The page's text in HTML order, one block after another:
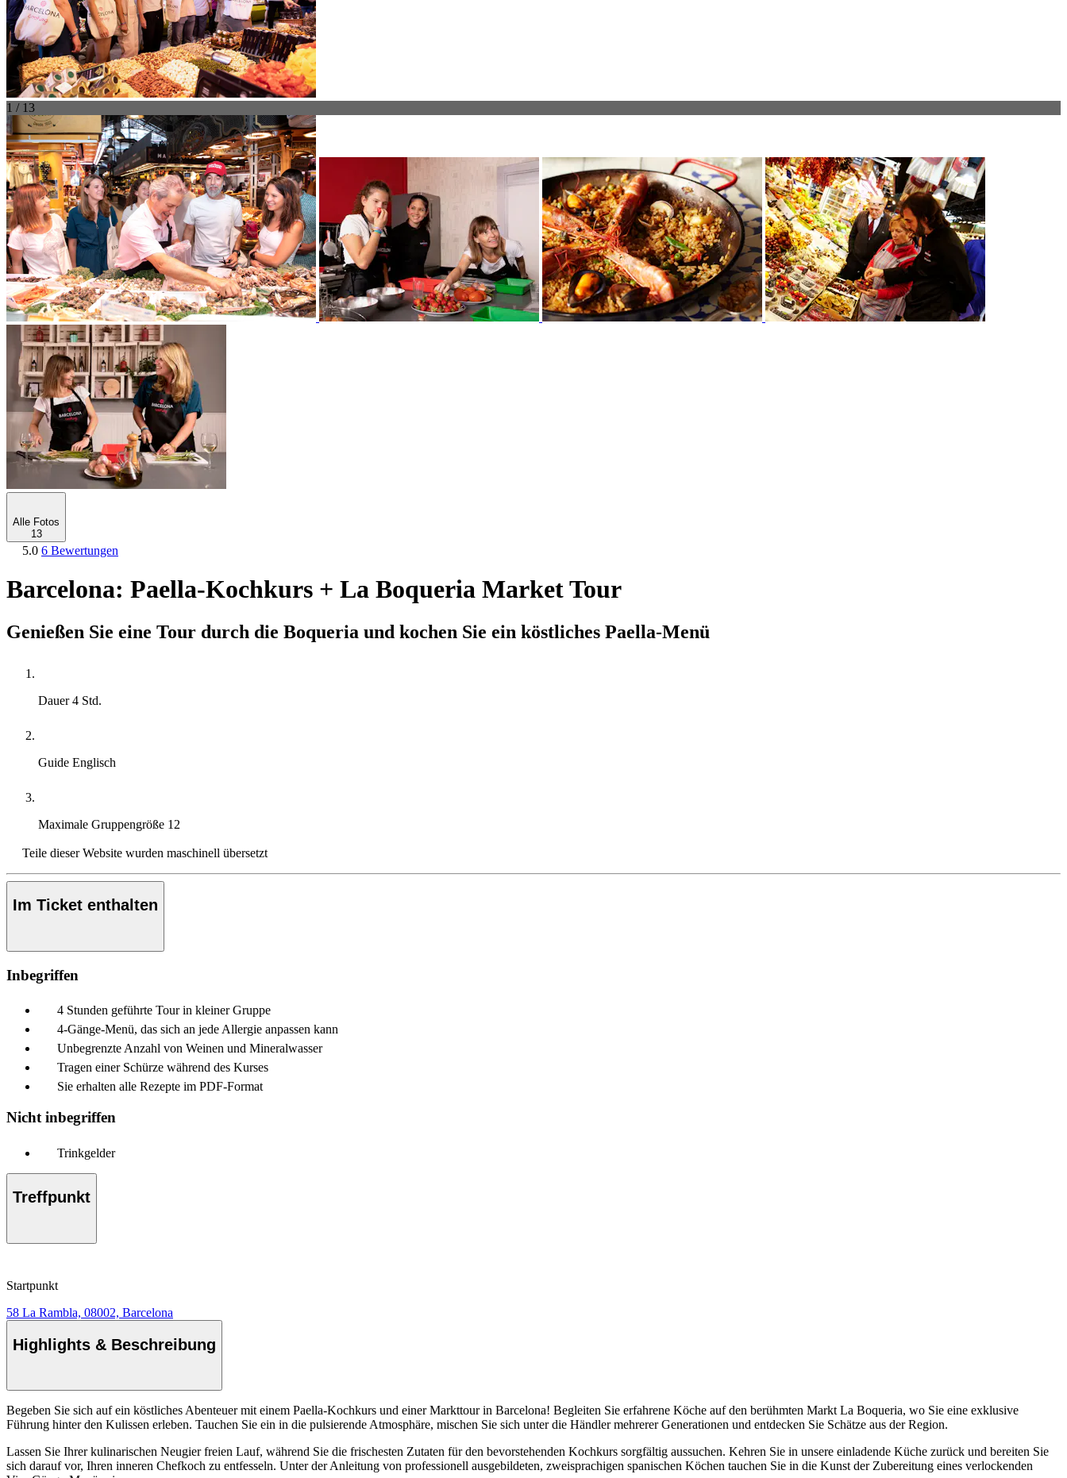
1 / 13
Alle Fotos
13
5.0 6 Bewertungen
Barcelona: Paella-Kochkurs + La Boqueria Market Tour
Genießen Sie eine Tour durch die Boqueria und kochen Sie ein köstliches Paella-Menü
Dauer4 Std.
Guide Englisch
Maximale Gruppengröße 12
Teile dieser Website wurden maschinell übersetzt
Im Ticket enthalten
Inbegriffen
4 Stunden geführte Tour in kleiner Gruppe
4-Gänge-Menü, das sich an jede Allergie anpassen kann
Unbegrenzte Anzahl von Weinen und Mineralwasser
Tragen einer Schürze während des Kurses
Sie erhalten alle Rezepte im PDF-Format
Nicht inbegriffen
Trinkgelder
Treffpunkt
Startpunkt
58 La Rambla, 08002, Barcelona
Highlights & Beschreibung
Begeben Sie sich auf ein köstliches Abenteuer mit einem Paella-Kochkurs und einer Markttour in Barcelona! Begleiten Sie erfahrene Köche auf den berühmten Markt La Boqueria, wo Sie eine exklusive
Führung hinter den Kulissen erleben. Tauchen Sie ein in die pulsierende Atmosphäre, mischen Sie sich unter die Händler mehrerer Generationen und entdecken Sie Schätze aus der Region.
Lassen Sie Ihrer kulinarischen Neugier freien Lauf, während Sie die frischesten Zutaten für den bevorstehenden Kochkurs sorgfältig aussuchen. Kehren Sie in unsere einladende Küche zurück und bereiten Sie
sich darauf vor, Ihren inneren Chefkoch zu entfesseln. Unter der Anleitung von professionell ausgebildeten, zweisprachigen spanischen Köchen tauchen Sie in die Kunst der Zubereitung eines verlockenden